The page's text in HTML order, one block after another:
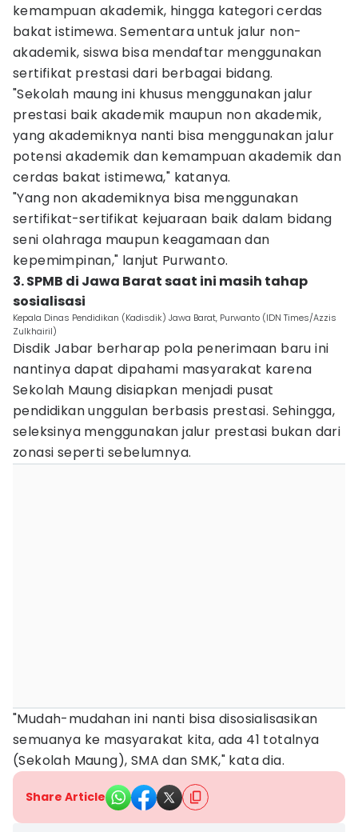
kemampuan akademik, hingga kategori cerdas
bakat istimewa. Sementara untuk jalur non-
akademik, siswa bisa mendaftar menggunakan
sertifikat prestasi dari berbagai bidang.
"Sekolah maung ini khusus menggunakan jalur
prestasi baik akademik maupun non akademik,
yang akademiknya nanti bisa menggunakan jalur
potensi akademik dan kemampuan akademik dan
cerdas bakat istimewa," katanya.
"Yang non akademiknya bisa menggunakan
sertifikat-sertifikat kejuaraan baik dalam bidang
seni olahraga maupun keagamaan dan
kepemimpinan," lanjut Purwanto.
3. SPMB di Jawa Barat saat ini masih tahap
sosialisasi
Kepala Dinas Pendidikan (Kadisdik) Jawa Barat, Purwanto (IDN Times/Azzis
Zulkhairil)
Disdik Jabar berharap pola penerimaan baru ini
nantinya dapat dipahami masyarakat karena
Sekolah Maung disiapkan menjadi pusat
pendidikan unggulan berbasis prestasi. Sehingga,
seleksinya menggunakan jalur prestasi bukan dari
zonasi seperti sebelumnya.
"Mudah-mudahan ini nanti bisa disosialisasikan
semuanya ke masyarakat kita, ada 41 totalnya
(Sekolah Maung), SMA dan SMK," kata dia.
Share Article